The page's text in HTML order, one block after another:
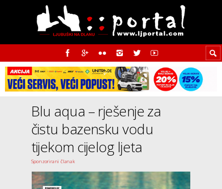
Blu aqua – rješenje za
čistu bazensku vodu
tijekom cijelog ljeta
Sponzorirani članak